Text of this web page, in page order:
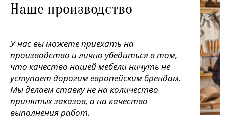
Наше производство
У нас вы можете приехать на
производство и лично убедиться в том,
что качество нашей мебели ничуть не
уступает дорогим европейским брендам.
Мы делаем ставку не на количество
принятых заказов, а на качество
выполнения работ.